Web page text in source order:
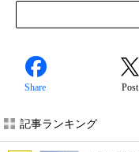
Share Post
記事ランキング